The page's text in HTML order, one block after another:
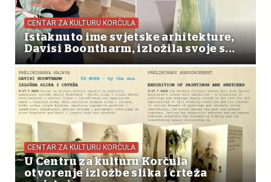
CENTAR ZA KULTURU KORČULA
Istaknuto ime svjetske arhitekture,
Davisi Boontharm, izložila svoje s...
CENTAR ZA KULTURU KORČULA
U Centru za kulturu Korčula
otvorenje izložbe slika i crteža